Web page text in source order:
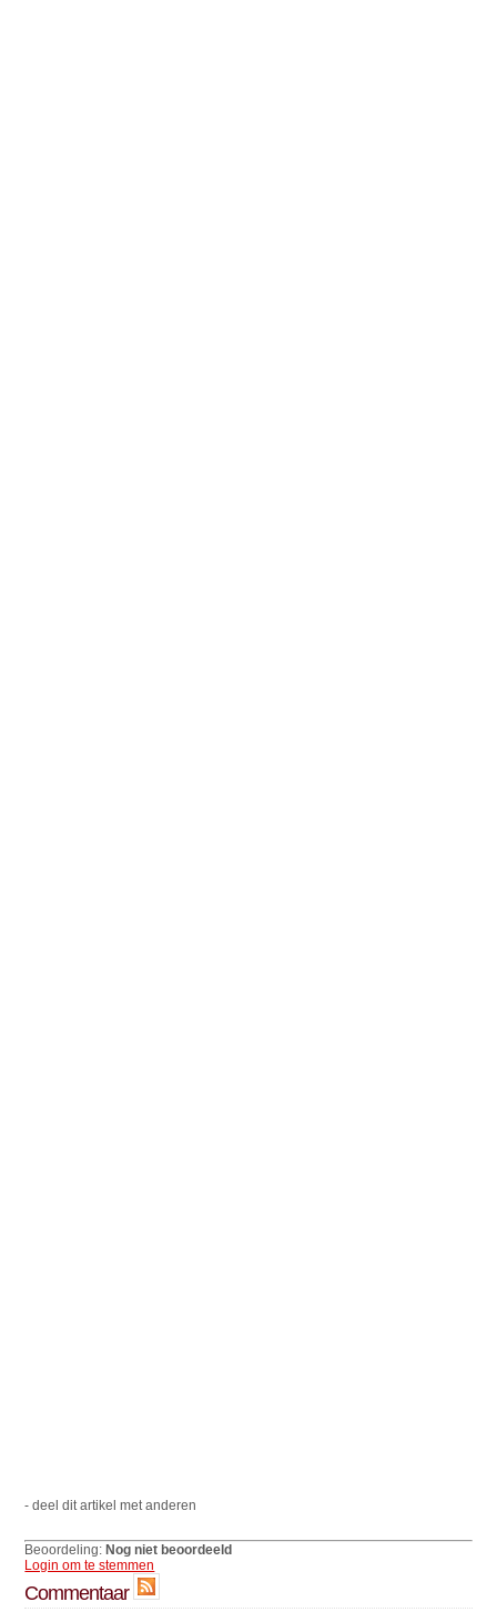
- deel dit artikel met anderen
Beoordeling:Nog niet beoordeeld
Login om te stemmen
Commentaar